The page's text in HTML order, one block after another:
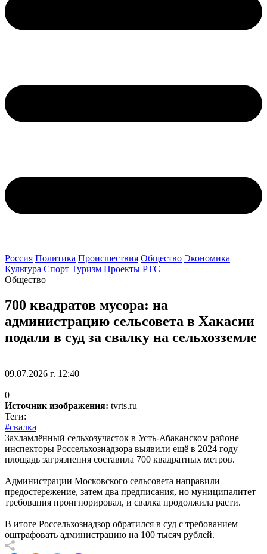
Россия Политика Происшествия Общество Экономика
Культура Спорт Туризм Проекты РТС
Общество
700 квадратов мусора: на
администрацию сельсовета в Хакасии
подали в суд за свалку на сельхозземле
09.07.2026 г. 12:40
0
Источник изображения: tvrts.ru
Теги:
#свалка
Захламлённый сельхозучасток в Усть-Абаканском районе
инспекторы Россельхознадзора выявили ещё в 2024 году —
площадь загрязнения составила 700 квадратных метров.
Администрации Московского сельсовета направили
предостережение, затем два предписания, но муниципалитет
требования проигнорировал, и свалка продолжила расти.
В итоге Россельхознадзор обратился в суд с требованием
оштрафовать администрацию на 100 тысяч рублей.